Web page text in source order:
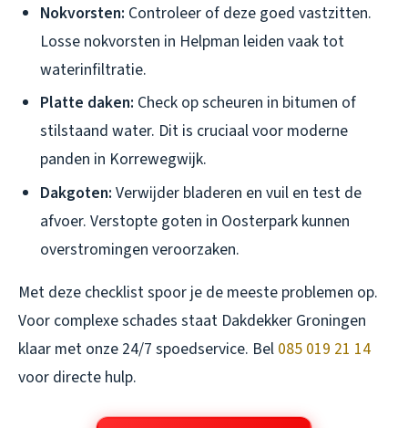
Nokvorsten: Controleer of deze goed vastzitten.
Losse nokvorsten in Helpman leiden vaak tot
waterinfiltratie.
Platte daken: Check op scheuren in bitumen of
stilstaand water. Dit is cruciaal voor moderne
panden in Korrewegwijk.
Dakgoten: Verwijder bladeren en vuil en test de
afvoer. Verstopte goten in Oosterpark kunnen
overstromingen veroorzaken.
Met deze checklist spoor je de meeste problemen op.
Voor complexe schades staat Dakdekker Groningen
klaar met onze 24/7 spoedservice. Bel 085 019 21 14
voor directe hulp.